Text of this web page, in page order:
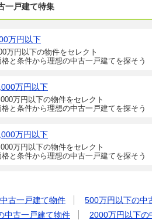
一戸建て特集
万円以下
万円以下の物件をセレクト
格と条件から理想の中古一戸建てを探そう
万円以下
万円以下の物件をセレクト
格と条件から理想の中古一戸建てを探そう
万円以下
万円以下の物件をセレクト
格と条件から理想の中古一戸建てを探そう
古一戸建て物件
500万円以下の中
中古一戸建て物件
2000万円以下の